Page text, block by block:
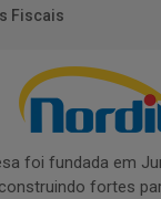
Fiscais
foi fundada em
fortes